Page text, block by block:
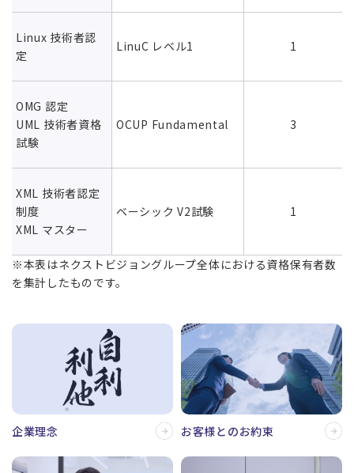
Linux 技術者認
定
LinuC レベル1 1
OMG 認定
UML 技術者資格
試験
OCUP Fundamental 3
XML 技術者認定
制度
XML マスター
ベーシック V2試験 1
※本表はネクストビジョングループ全体における資格保有者数
を集計したものです。
企業理念 お客様とのお約束